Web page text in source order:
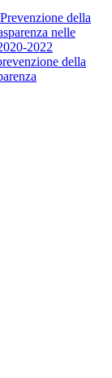
della
nelle
2022
della